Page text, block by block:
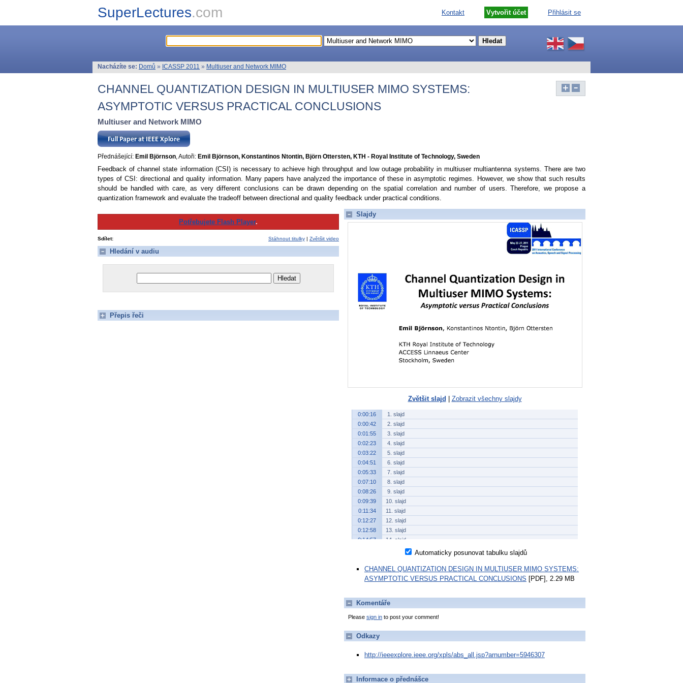
SuperLectures.com Kontakt Vytvořit účet Přihlásit se
Nacházíte se: Domů » ICASSP 2011 » Multiuser and Network MIMO
CHANNEL QUANTIZATION DESIGN IN MULTIUSER MIMO SYSTEMS:
ASYMPTOTIC VERSUS PRACTICAL CONCLUSIONS
Multiuser and Network MIMO
Přednášející: Emil Björnson , Autoři: Emil Björnson, Konstantinos Ntontin, Björn Ottersten, KTH - Royal Institute of Technology, Sweden
Feedback of channel state information (CSI) is necessary to achieve high throughput and low outage probability in multiuser multiantenna systems. There are two
types of CSI: directional and quality information. Many papers have analyzed the importance of these in asymptotic regimes. However, we show that such results
should be handled with care, as very different conclusions can be drawn depending on the spatial correlation and number of users. Therefore, we propose a
quantization framework and evaluate the tradeoff between directional and quality feedback under practical conditions.
Potřebujete Flash Player.
Sdílet: Stáhnout titulky | Zvětšit video
Hledání v audiu
Přepis řeči
Slajdy
Zvětšit slajd Zobrazit všechny slajdy
0:00:16
1. slajd
0:00:42
2. slajd
0:01:55
3. slajd
0:02:23
4. slajd
0:03:22
5. slajd
0:04:51
6. slajd
0:05:33
7. slajd
0:07:10
8. slajd
0:08:26
9. slajd
0:09:39
10. slajd
0:11:34
11. slajd
0:12:27
12. slajd
0:12:58
13. slajd
0:14:57
14. slajd
15. slajd
0:18:30
17. slajd
0:19:52
15. slajd
Automaticky posunovat tabulku slajdů
CHANNEL QUANTIZATION DESIGN IN MULTIUSER MIMO SYSTEMS:
ASYMPTOTIC VERSUS PRACTICAL CONCLUSIONS [PDF], 2.29 MB
Komentáře
Please sign in to post your comment!
Odkazy
http://ieeexplore.ieee.org/xpls/abs_all.jsp?arnumber=5946307
Informace o přednášce